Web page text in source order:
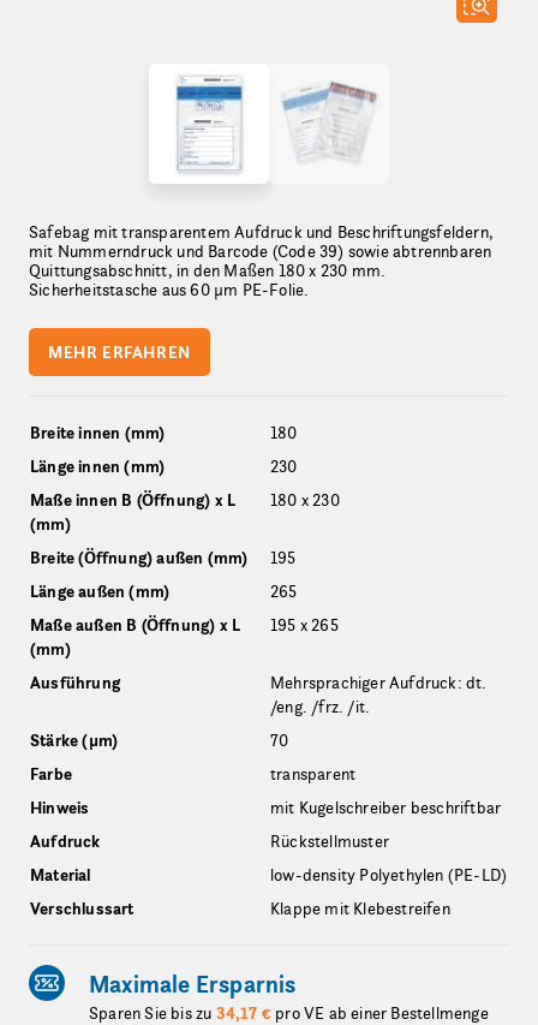
Safebag mit transparentem Aufdruck und Beschriftungsfeldern,
mit Nummerndruck und Barcode (Code 39) sowie abtrennbaren
Quittungsabschnitt, in den Maßen 180 x 230 mm.
Sicherheitstasche aus 60 µm PE-Folie.
MEHR ERFAHREN
Breite innen (mm)
180
Länge innen (mm)
230
Maße innen B (Öffnung) x L
(mm)
180 x 230
Breite (Öffnung) außen (mm)
195
Länge außen (mm)
265
Maße außen B (Öffnung) x L
(mm)
195 x 265
Ausführung
Mehrsprachiger Aufdruck: dt.
/eng. /frz. /it.
Stärke (µm)
70
Farbe
transparent
Hinweis
mit Kugelschreiber beschriftbar
Aufdruck
Rückstellmuster
Material
low-density Polyethylen (PE-LD)
Verschlussart
Klappe mit Klebestreifen
Maximale Ersparnis
Sparen Sie bis zu 34,17 € pro VE ab einer Bestellmenge